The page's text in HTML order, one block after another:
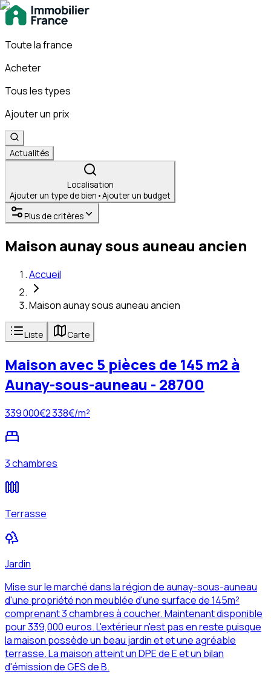
Toute la france
Acheter
Tous les types
Ajouter un prix
Actualités
Localisation
Ajouter un type de bien •Ajouter un budget
Plus de critères
Maison aunay sous auneau ancien
Accueil
Maison aunay sous auneau ancien
Liste Carte
Maison avec 5 pièces de 145 m2 à
Aunay-sous-auneau - 28700
339 000€2 338€/m²
3 chambres
Terrasse
Jardin
Mise sur le marché dans la région de aunay-sous-auneau
d'une propriété non meublée d'une surface de 145m²
comprenant 3 chambres à coucher. Maintenant disponible
pour 339,000 euros. L'extérieur n'est pas en reste puisque
la maison possède un beau jardin et et une agréable
terrasse. La maison atteint un DPE de E et un bilan
d'émission de GES de B.